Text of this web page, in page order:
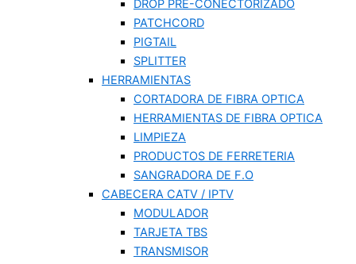
DROP PRE-CONECTORIZADO
PATCHCORD
PIGTAIL
SPLITTER
HERRAMIENTAS
CORTADORA DE FIBRA OPTICA
HERRAMIENTAS DE FIBRA OPTICA
LIMPIEZA
PRODUCTOS DE FERRETERIA
SANGRADORA DE F.O
CABECERA CATV / IPTV
MODULADOR
TARJETA TBS
TRANSMISOR